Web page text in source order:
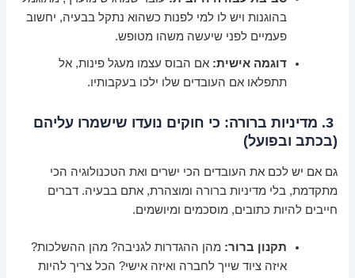
בהוגנות ויש לו למי לפנות כשהוא נתקל בבעיה, יחשוב
פעמיים לפני שיעשה משהו מטופש.
דוגמה אישית: אם הבוס עצמו מעגל פינות, אל
תתפלאו אם העובדים שלו ילכו בעקבותיו.
3. מדיניות ברורה: כי חוקים נועדו שישמרו עליהם
(בכתב ובפועל)
גם אם יש לכם את העובדים הכי ישרים ואת הטכנולוגיה הכי
מתקדמת, בלי מדיניות ברורה ומוצהרת, אתם בבעיה. דברים
חייבים להיות כתובים, מוסכמים ומיושמים.
תקנון ברור: מהן ההגדרות לגניבה? מהן ההשלכות?
איזה ציוד שייך לחברה ואיזה אישי? הכל צריך להיות